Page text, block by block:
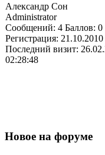
Александр Сон
Administrator
Сообщений: 4 Баллов: 0
Регистрация: 21.10.2010
Последний визит:
02:28:48
Новое на форуме